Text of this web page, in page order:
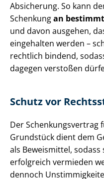
Absicherung. So kann
Schenkungan
und davon ausgehen,
eingehalten werden –
rechtlich bindend,
dagegen verstoßen
Schutz vor
Der Schen­kungs­ver­trag
Grundstück dient dem
als Beweismittel,
erfolgreich vermieden
dennoch